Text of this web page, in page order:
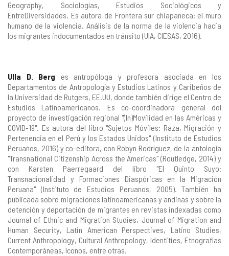
Geography, Sociologías, Estudios Sociológicos y
EntreDiversidades. Es autora de Frontera sur chiapaneca: el muro
humano de la violencia. Análisis de la norma de la violencia hacia
los migrantes indocumentados en tránsito (UIA, CIESAS, 2016).
Ulla D. Berg es antropóloga y profesora asociada en los
Departamentos de Antropología y Estudios Latinos y Caribeños de
la Universidad de Rutgers, EE.UU, donde también dirige el Centro de
Estudios Latinoamericanos. Es co-coordinadora general del
proyecto de investigación regional "(In)Movilidad en las Américas y
COVID-19". Es autora del libro "Sujetos Móviles: Raza, Migración y
Pertenencia en el Perú y los Estados Unidos" (Instituto de Estudios
Peruanos, 2016) y co-editora, con Robyn Rodríguez, de la antología
"Transnational Citizenship Across the Americas" (Routledge, 2014) y
con Karsten Paerregaard del libro "El Quinto Suyo:
Transnacionalidad y Formaciones Diaspóricas en la Migración
Peruana" (Instituto de Estudios Peruanos, 2005). También ha
publicada sobre migraciones latinoamericanas y andinas y sobre la
detención y deportación de migrantes en revistas indexadas como
Journal of Ethnic and Migration Studies, Journal of Migration and
Human Security, Latin American Perspectives, Latino Studies,
Current Anthropology, Cultural Anthropology, Identities, Etnografías
Contemporáneas, Iconos, entre otras.